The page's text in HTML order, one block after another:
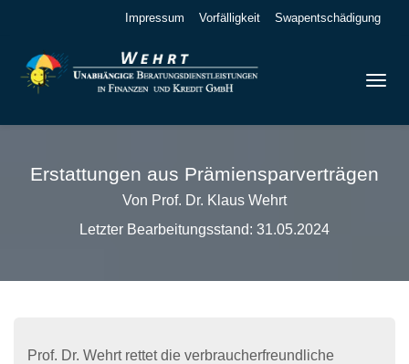
Swapentschädigung
Vorfälligkeit
Impressum
Erstattungen aus Prämiensparverträgen
Von Prof. Dr. Klaus Wehrt
Letzter Bearbeitungsstand: 31.05.2024
Prof. Dr. Wehrt rettet die verbraucherfreundliche